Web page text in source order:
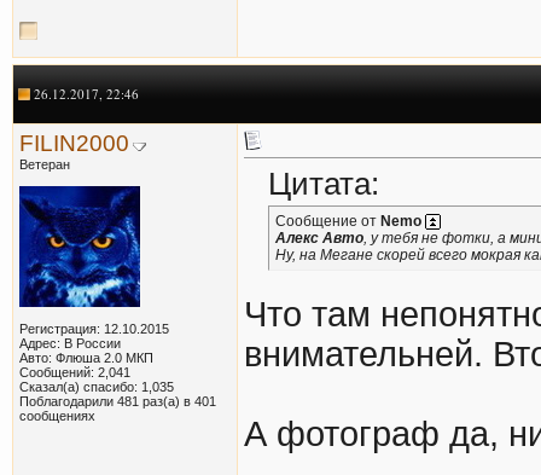
26.12.2017, 22:46
FILIN2000
Ветеран
Регистрация: 12.10.2015
Адрес: В России
Авто: Флюша 2.0 МКП
Сообщений: 2,041
Сказал(а) спасибо: 1,035
Поблагодарили 481 раз(а) в 401
сообщениях
Цитата:
Сообщение от Nemo
Алекс Авто, у тебя не фотки, а
Ну, на Мегане скорей всего мокрая
Что там
внимательней.
А фотограф да,